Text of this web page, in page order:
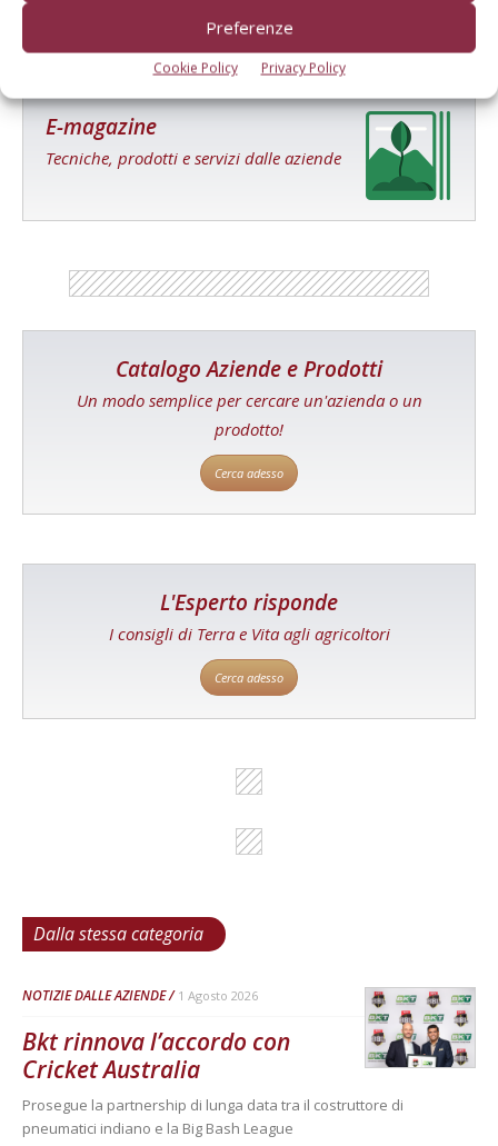
Preferenze
Cookie Policy Privacy Policy
E-magazine
Tecniche, prodotti e servizi dalle aziende
Catalogo Aziende e Prodotti
Un modo semplice per cercare un'azienda o un
prodotto!
Cerca adesso
L'Esperto risponde
I consigli di Terra e Vita agli agricoltori
Cerca adesso
Dalla stessa categoria
NOTIZIE DALLE AZIENDE 1 Agosto 2026
Bkt rinnova l’accordo con
Cricket Australia
Prosegue la partnership di lunga data tra il costruttore di
pneumatici indiano e la Big Bash League